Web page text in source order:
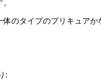
体のタイプのプリキュアか
: